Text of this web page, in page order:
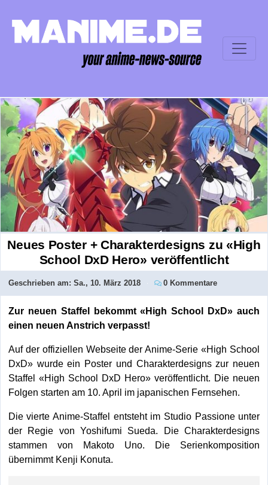
Neues Poster + Charakterdesigns zu «High
School DxD Hero» veröffentlicht
Geschrieben am: Sa., 10. März 2018 0 Kommentare
Zur neuen Staffel bekommt «High School DxD» auch
einen neuen Anstrich verpasst!
Auf der offiziellen Webseite der Anime-Serie «High School
DxD» wurde ein Poster und Charakterdesigns zur neuen
Staffel «High School DxD Hero» veröffentlicht. Die neuen
Folgen starten am 10. April im japanischen Fernsehen.
Die vierte Anime-Staffel entsteht im Studio Passione unter
der Regie von Yoshifumi Sueda. Die Charakterdesigns
stammen von Makoto Uno. Die Serienkomposition
übernimmt Kenji Konuta.